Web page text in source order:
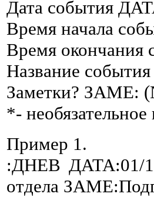
Дата события
Время начала
Время
Название
Заметки? ЗАМЕ:
*- необязательное
Пример 1.
:ДНЕВ ДАТА:01/
отдела